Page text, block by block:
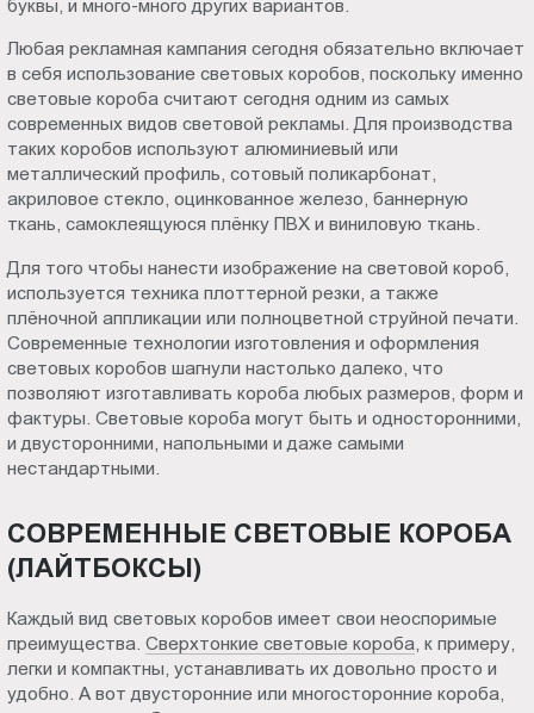
буквы, и много-много других вариантов.
Любая рекламная кампания сегодня обязательно включает
в себя использование световых коробов, поскольку именно
световые короба считают сегодня одним из самых
современных видов световой рекламы. Для производства
таких коробов используют алюминиевый или
металлический профиль, сотовый поликарбонат,
акриловое стекло, оцинкованное железо, баннерную
ткань, самоклеящуюся плёнку ПВХ и виниловую ткань.
Для того чтобы нанести изображение на световой короб,
используется техника плоттерной резки, а также
плёночной аппликации или полноцветной струйной печати.
Современные технологии изготовления и оформления
световых коробов шагнули настолько далеко, что
позволяют изготавливать короба любых размеров, форм и
фактуры. Световые короба могут быть и односторонними,
и двусторонними, напольными и даже самыми
нестандартными.
СОВРЕМЕННЫЕ СВЕТОВЫЕ КОРОБА
(ЛАЙТБОКСЫ)
Каждый вид световых коробов имеет свои неоспоримые
преимущества.Сверхтонкие световые короба , к примеру,
легки и компактны, устанавливать их довольно просто и
удобно. А вот двусторонние или многосторонние короба,
Пт.:
9.00-
18.00
Сб.,
Вс.:
выходной